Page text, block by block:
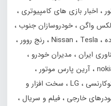
اخبار بازی های کامپیوتری
واگن خودروسازان جنوب
Nissan Tesla
رنج‌ روور
ایران
مدیران خودرو
آرین پارس موتور
LG
سخت افزار و
خارجی فیلم و سریال